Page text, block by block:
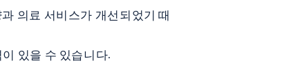
의료 서비스가 개선되었기 때
있을 수 있습니다.